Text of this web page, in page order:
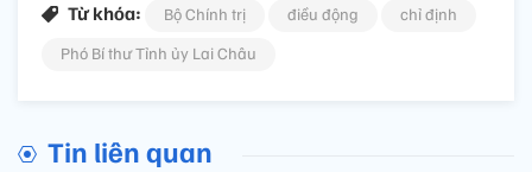
Từ khóa: Bộ Chính trị điều động
chỉ định
Phó Bí thư Tỉnh ủy Lai Châu
Tin liên quan